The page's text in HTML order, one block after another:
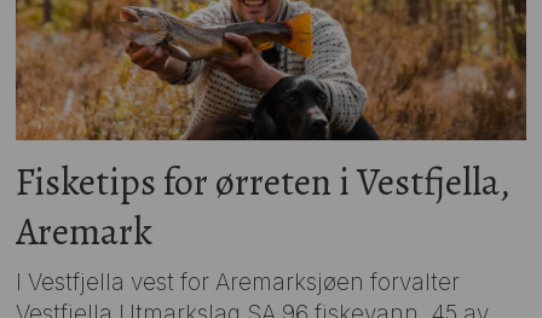
Fisketips for ørreten i Vestfjella,
Aremark
I Vestfjella vest for Aremarksjøen forvalter